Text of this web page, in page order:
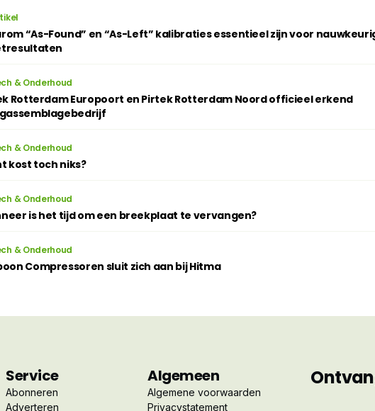
“As-Found” en “As-Left” kalibraties essentieel zijn voor
& Onderhoud
Rotterdam Europoort en Pirtek Rotterdam Noord officieel erkend
& Onderhoud
kost toch niks?
& Onderhoud
is het tijd om een breekplaat te vervangen?
& Onderhoud
Compressoren sluit zich aan bij Hitma
Service
Abonneren
Adverteren
Algemeen
Algemene voorwaarden
Privacystatement